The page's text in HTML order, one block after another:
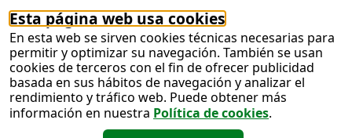
Esta página web usa cookies
En esta web se sirven cookies técnicas necesarias para
permitir y optimizar su navegación. También se usan
cookies de terceros con el fin de ofrecer publicidad
basada en sus hábitos de navegación y analizar el
rendimiento y tráfico web. Puede obtener más
información en nuestra Política de cookies.